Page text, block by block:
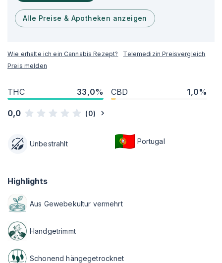
Alle Preise & Apotheken anzeigen
Wie erhalte ich ein Cannabis Rezept?
Telemedizin Preisvergleich
Preis melden
THC 33,0% CBD 1,0%
0,0 (0)
Unbestrahlt Portugal
Highlights
Aus Gewebekultur vermehrt
Handgetrimmt
Schonend hängegetrocknet